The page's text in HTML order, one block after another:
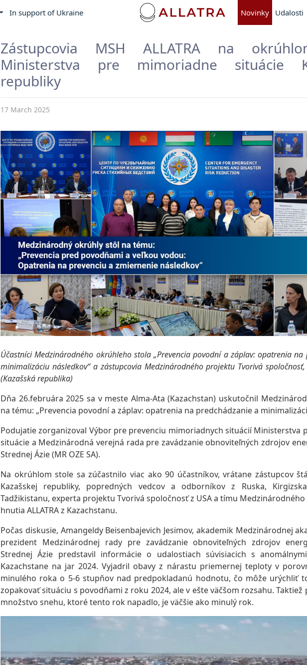
In support of Ukraine Novinky Udalosti
Zástupcovia MSH ALLATRA na
Ministerstva pre mimoriadne situácie
republiky
17 March 2025
Účastníci Medzinárodného okrúhleho stola „Prevencia povodní a záplav: opatrenia na
minimalizáciu následkov“ a zástupcovia Medzinárodného projektu Tvorivá
(Kazašská republika)
Dňa 26.februára 2025 sa v meste Alma-Ata (Kazachstan) uskutočnil
na tému: „Prevencia povodní a záplav: opatrenia na predchádzanie a
Podujatie zorganizoval Výbor pre prevenciu mimoriadnych situácií Ministerstva
situácie a Medzinárodná verejná rada pre zavádzanie obnoviteľných zdrojov
Strednej Ázie (MR OZE SA).
Na okrúhlom stole sa zúčastnilo viac ako 90 účastníkov, vrátane zástupcov
Kazašskej republiky, popredných vedcov a odborníkov z Ruska,
Tadžikistanu, experta projektu Tvorivá spoločnosť z USA a tímu
hnutia ALLATRA z Kazachstanu.
Počas diskusie, Amangeldy Beisenbajevich Jesimov, akademik Medzinárodnej
prezident Medzinárodnej rady pre zavádzanie obnoviteľných zdrojov
Strednej Ázie predstavil informácie o udalostiach súvisiacich s
Kazachstane na jar 2024. Vyjadril obavy z nárastu priemernej teploty v
minulého roka o 5-6 stupňov nad predpokladanú hodnotu, čo môže urýchliť
zopakovať situáciu s povodňami z roku 2024, ale v ešte väčšom rozsahu. Taktiež
množstvo snehu, ktoré tento rok napadlo, je väčšie ako minulý rok.